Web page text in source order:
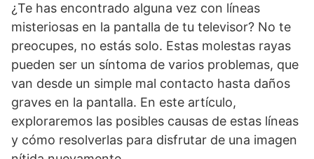
¿Te has encontrado alguna vez con líneas
misteriosas en la pantalla de tu televisor? No te
preocupes, no estás solo. Estas molestas rayas
pueden ser un síntoma de varios problemas, que
van desde un simple mal contacto hasta daños
graves en la pantalla. En este artículo,
exploraremos las posibles causas de estas líneas
y cómo resolverlas para disfrutar de una imagen